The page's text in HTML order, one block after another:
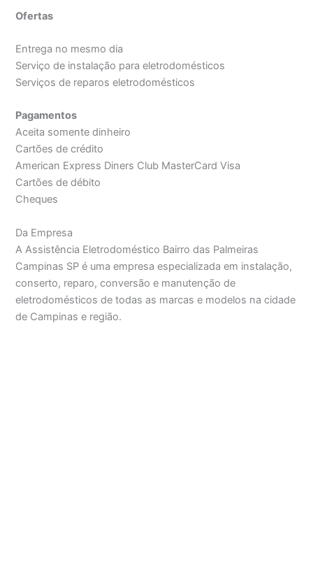
Ofertas
Entrega no mesmo dia
Serviço de instalação para eletrodomésticos
Serviços de reparos eletrodomésticos
Pagamentos
Aceita somente dinheiro
Cartões de crédito
American Express Diners Club MasterCard Visa
Cartões de débito
Cheques
Da Empresa
A Assistência Eletrodoméstico Bairro das Palmeiras
Campinas SP é uma empresa especializada em instalação,
conserto, reparo, conversão e manutenção de
eletrodomésticos de todas as marcas e modelos na cidade
de Campinas e região.